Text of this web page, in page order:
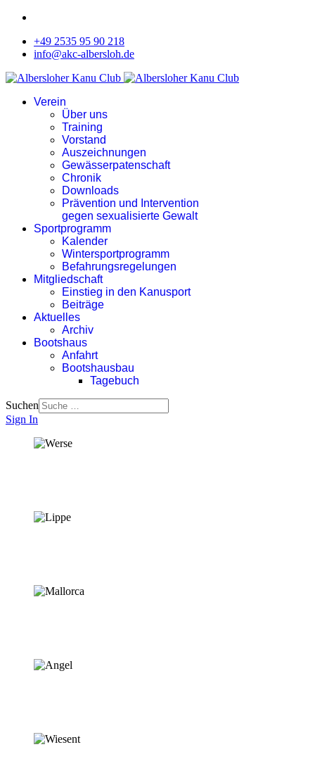
+49 2535 95 90 218
info@akc-albersloh.de
Verein
Über uns
Training
Vorstand
Auszeichnungen
Gewässerpatenschaft
Chronik
Downloads
Prävention und Intervention
gegen sexualisierte Gewalt
Sportprogramm
Kalender
Wintersportprogramm
Befahrungsregelungen
Mitgliedschaft
Einstieg in den Kanusport
Beiträge
Aktuelles
Archiv
Bootshaus
Anfahrt
Bootshausbau
Tagebuch
Suchen
Sign In